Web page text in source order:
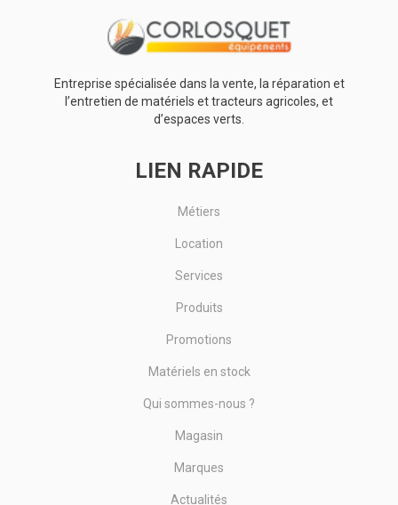
Entreprise spécialisée dans la vente, la réparation et
l’entretien de matériels et tracteurs agricoles, et
d’espaces verts.
LIEN RAPIDE
Métiers
Location
Services
Produits
Promotions
Matériels en stock
Qui sommes-nous ?
Magasin
Marques
Actualités